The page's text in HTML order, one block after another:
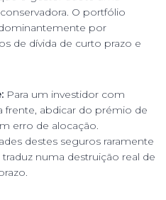
O portfólio
por
de dívida de curto prazo e
Para um investidor com
frente, abdicar do prémio de
erro de alocação.
destes seguros raramente
numa destruição real de